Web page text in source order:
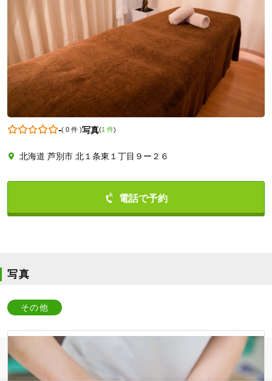
-( 0 件)写真(1 件)
北海道 芦別市 北１条東１丁目９ー２６
写真
その他
「健康にはりを見た」
0124229425